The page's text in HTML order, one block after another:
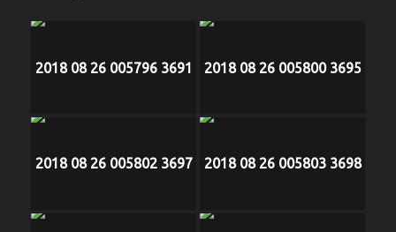
2018 08 26 005796 3691 2018 08 26 005800 3695
2018 08 26 005802 3697 2018 08 26 005803 3698